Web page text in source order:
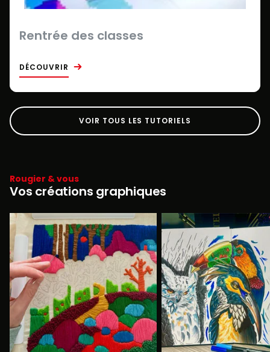
Rentrée des classes
DÉCOUVRIR
VOIR TOUS LES TUTORIELS
Rougier & vous
Vos créations graphiques